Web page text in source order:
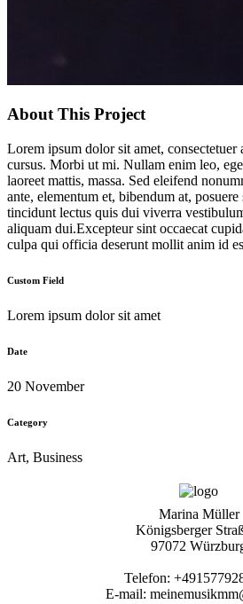
About This Project
Lorem ipsum dolor sit amet,
cursus. Morbi ut mi. Nullam enim leo,
laoreet mattis, massa. Sed eleifend
ante, elementum et, bibendum at,
tincidunt lectus quis dui viverra
aliquam dui.Excepteur sint occaecat
culpa qui officia deserunt mollit anim id
Custom Field
Lorem ipsum dolor sit amet
Date
20 November
Category
Art, Business
Marina Müller
Königsberger
97072
Telefon:
E-mail: